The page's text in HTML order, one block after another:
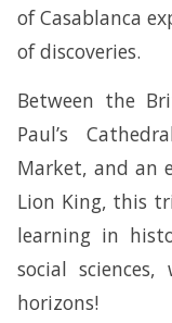
of Casablanca
of discoveries.
Between the
Paul’s
Market, and an
Lion King, this
learning in
social
horizons!